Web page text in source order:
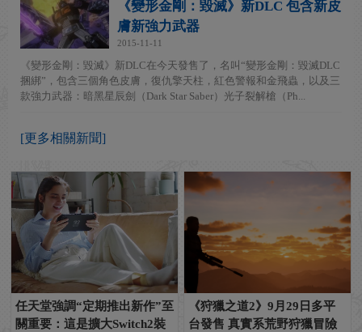
《變形金剛：毀滅》新DLC 包含新皮
膚新強力武器
2015-11-11
《變形金剛：毀滅》新DLC在今天發售了，名叫“變形金剛：毀滅DLC
捆綁”，包含三個角色皮膚，復仇擎天柱，紅色警報和金飛蟲，以及三
款強力武器：暗黑星辰劍（Dark Star Saber）光子裂解槍（Ph...
[更多相關新聞]
任天堂強調“定期推出新作”至
關重要：這是擴大Switch2裝
《狩獵之道2》9月29日多平
台發售 真實系荒野狩獵冒險